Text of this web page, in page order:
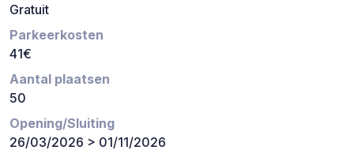
Gratuit
Parkeerkosten
41€
Aantal plaatsen
50
Opening/Sluiting
26/03/2026 > 01/11/2026